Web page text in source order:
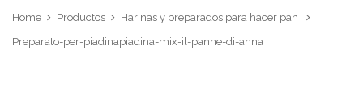
Home Productos
Harinas y preparados para hacer pan
Preparato-per-piadinapiadina-mix-il-panne-di-anna